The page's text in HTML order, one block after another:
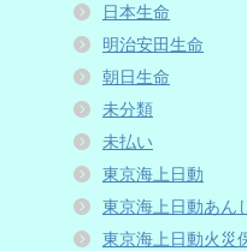
日本生命
明治安田生命
朝日生命
未分類
未払い
東京海上日動
東京海上日動あん
東京海上日動火災